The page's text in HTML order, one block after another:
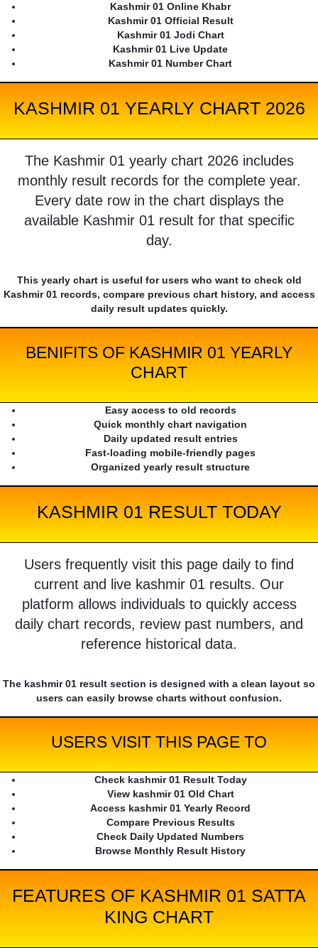
Kashmir 01 Online Khabr
Kashmir 01 Official Result
Kashmir 01 Jodi Chart
Kashmir 01 Live Update
Kashmir 01 Number Chart
KASHMIR 01 YEARLY CHART 2026
The Kashmir 01 yearly chart 2026 includes
monthly result records for the complete year.
Every date row in the chart displays the
available Kashmir 01 result for that specific
day.
This yearly chart is useful for users who want to check old
Kashmir 01 records, compare previous chart history, and access
daily result updates quickly.
BENIFITS OF KASHMIR 01 YEARLY
CHART
Easy access to old records
Quick monthly chart navigation
Daily updated result entries
Fast-loading mobile-friendly pages
Organized yearly result structure
KASHMIR 01 RESULT TODAY
Users frequently visit this page daily to find
current and live kashmir 01 results. Our
platform allows individuals to quickly access
daily chart records, review past numbers, and
reference historical data.
The kashmir 01 result section is designed with a clean layout so
users can easily browse charts without confusion.
USERS VISIT THIS PAGE TO
Check kashmir 01 Result Today
View kashmir 01 Old Chart
Access kashmir 01 Yearly Record
Compare Previous Results
Check Daily Updated Numbers
Browse Monthly Result History
FEATURES OF KASHMIR 01 SATTA
KING CHART